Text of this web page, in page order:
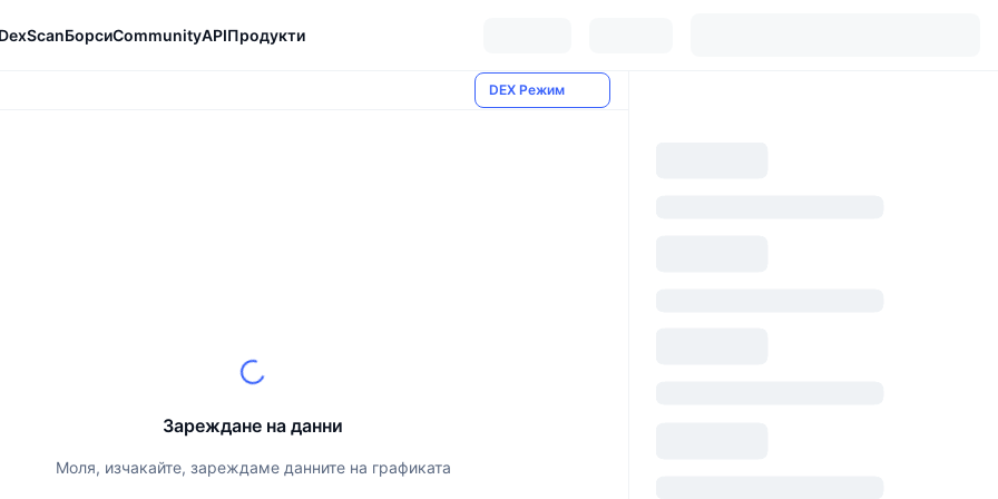
БорсиCommunityAPIПродукти
DEX Режим
Зареждане на данни
Моля, изчакайте, зареждаме данните на графиката